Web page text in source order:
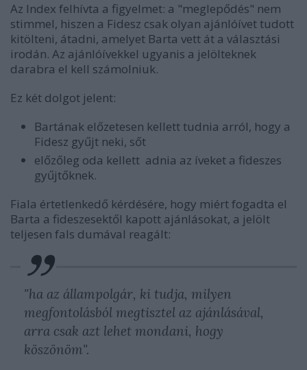
Az Index felhívta a figyelmet: a "meglepődés" nem
stimmel, hiszen a Fidesz csak olyan ajánlóívet tudott
kitölteni, átadni, amelyet Barta vett át a választási
irodán. Az ajánlóívekkel ugyanis a jelölteknek
darabra el kell számolniuk.
Ez két dolgot jelent:
Bartának előzetesen kellett tudnia arról, hogy a
Fidesz gyűjt neki, sőt
előzőleg oda kellett adnia az íveket a fideszes
gyűjtőknek.
Fiala értetlenkedő kérdésére, hogy miért fogadta el
Barta a fideszesektől kapott ajánlásokat, a jelölt
teljesen fals dumával reagált:
"ha az állampolgár, ki tudja, milyen
megfontolásból megtisztel az ajánlásával,
arra csak azt lehet mondani, hogy
köszönöm".